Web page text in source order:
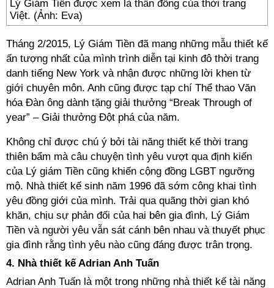
Lý Giám Tiền được xem là thần đồng của thời trang
Việt. (Ảnh: Eva)
Tháng 2/2015, Lý Giám Tiền đã mang những mẫu thiết kế
ấn tượng nhất của mình trình diễn tại kinh đô thời trang
danh tiếng New York và nhận được những lời khen từ
giới chuyên môn. Anh cũng được tạp chí Thể thao Văn
hóa Đàn ông dành tặng giải thưởng “Break Through of
year” – Giải thưởng Đột phá của năm.
Không chỉ được chú ý bởi tài năng thiết kế thời trang
thiên bẩm mà câu chuyện tình yêu vượt qua định kiến
của Lý giám Tiền cũng khiến cộng đồng LGBT ngưỡng
mộ. Nhà thiết kế sinh năm 1996 đã sớm công khai tình
yêu đồng giới của mình. Trải qua quãng thời gian khó
khăn, chịu sự phản đối của hai bên gia đình, Lý Giám
Tiền và người yêu vẫn sát cánh bên nhau và thuyết phục
gia đình rằng tình yêu nào cũng đáng được trân trọng.
4. Nhà thiết kế Adrian Anh Tuấn
Adrian Anh Tuấn là một trong những nhà thiết kế tài năng